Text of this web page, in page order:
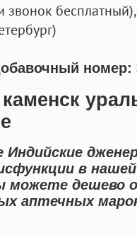
звонок бесплатный),
номер:
Индийские
в
можете дешево
аптечных